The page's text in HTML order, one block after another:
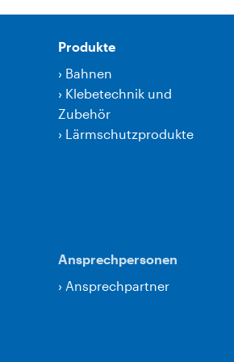
Produkte
› Bahnen
› Klebetechnik und
Zubehör
› Lärmschutzprodukte
Ansprechpersonen
› Ansprechpartner